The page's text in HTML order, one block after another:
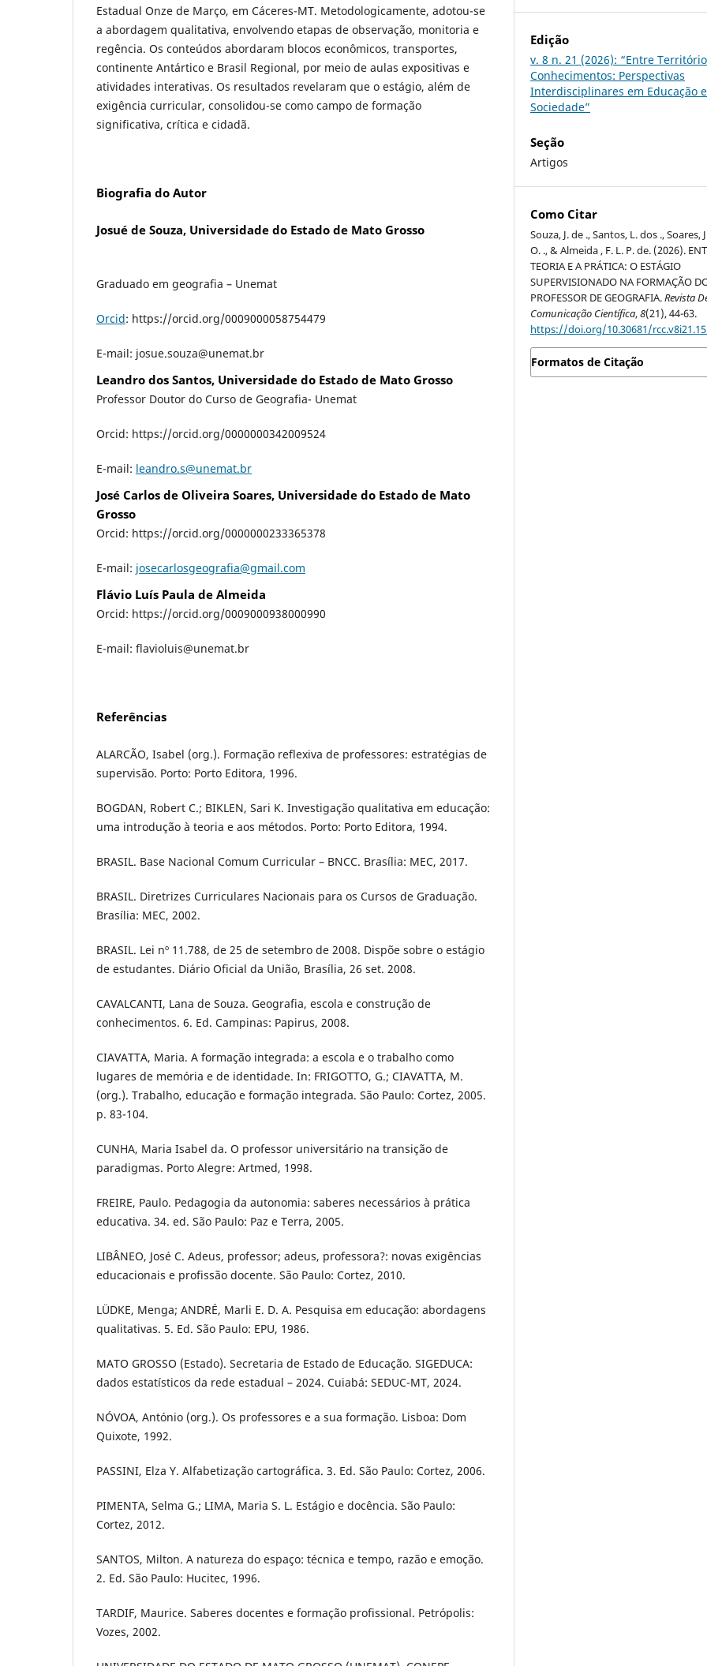
Estadual Onze de Março, em Cáceres-MT. Metodologicamente, adotou-se
a abordagem qualitativa, envolvendo etapas de observação, monitoria e
regência. Os conteúdos abordaram blocos econômicos, transportes,
continente Antártico e Brasil Regional, por meio de aulas expositivas e
atividades interativas. Os resultados revelaram que o estágio, além de
exigência curricular, consolidou-se como campo de formação
significativa, crítica e cidadã.
Biografia do Autor
Josué de Souza, Universidade do Estado de Mato Grosso
Graduado em geografia – Unemat
Orcid: https://orcid.org/0009000058754479
E-mail: josue.souza@unemat.br
Leandro dos Santos, Universidade do Estado de Mato Grosso
Professor Doutor do Curso de Geografia- Unemat
Orcid: https://orcid.org/0000000342009524
E-mail: leandro.s@unemat.br
José Carlos de Oliveira Soares, Universidade do Estado de Mato
Grosso
Orcid: https://orcid.org/0000000233365378
E-mail: josecarlosgeografia@gmail.com
Flávio Luís Paula de Almeida
Orcid: https://orcid.org/0009000938000990
E-mail: flavioluis@unemat.br
Referências
ALARCÃO, Isabel (org.). Formação reflexiva de professores: estratégias de
supervisão. Porto: Porto Editora, 1996.
BOGDAN, Robert C.; BIKLEN, Sari K. Investigação qualitativa em educação:
uma introdução à teoria e aos métodos. Porto: Porto Editora, 1994.
BRASIL. Base Nacional Comum Curricular – BNCC. Brasília: MEC, 2017.
BRASIL. Diretrizes Curriculares Nacionais para os Cursos de Graduação.
Brasília: MEC, 2002.
BRASIL. Lei nº 11.788, de 25 de setembro de 2008. Dispõe sobre o estágio
de estudantes. Diário Oficial da União, Brasília, 26 set. 2008.
CAVALCANTI, Lana de Souza. Geografia, escola e construção de
conhecimentos. 6. Ed. Campinas: Papirus, 2008.
CIAVATTA, Maria. A formação integrada: a escola e o trabalho como
lugares de memória e de identidade. In: FRIGOTTO, G.; CIAVATTA, M.
(org.). Trabalho, educação e formação integrada. São Paulo: Cortez, 2005.
p. 83-104.
CUNHA, Maria Isabel da. O professor universitário na transição de
paradigmas. Porto Alegre: Artmed, 1998.
FREIRE, Paulo. Pedagogia da autonomia: saberes necessários à prática
educativa. 34. ed. São Paulo: Paz e Terra, 2005.
LIBÂNEO, José C. Adeus, professor; adeus, professora?: novas exigências
educacionais e profissão docente. São Paulo: Cortez, 2010.
LÜDKE, Menga; ANDRÉ, Marli E. D. A. Pesquisa em educação: abordagens
qualitativas. 5. Ed. São Paulo: EPU, 1986.
MATO GROSSO (Estado). Secretaria de Estado de Educação. SIGEDUCA:
dados estatísticos da rede estadual – 2024. Cuiabá: SEDUC-MT, 2024.
NÓVOA, António (org.). Os professores e a sua formação. Lisboa: Dom
Quixote, 1992.
PASSINI, Elza Y. Alfabetização cartográfica. 3. Ed. São Paulo: Cortez, 2006.
PIMENTA, Selma G.; LIMA, Maria S. L. Estágio e docência. São Paulo:
Cortez, 2012.
SANTOS, Milton. A natureza do espaço: técnica e tempo, razão e emoção.
2. Ed. São Paulo: Hucitec, 1996.
TARDIF, Maurice. Saberes docentes e formação profissional. Petrópolis:
Vozes, 2002.
Edição
v. 8 n. 21 (2026): “Entre
Conhecimentos: Perspectivas
Interdisciplinares em Educação e
Sociedade”
Seção
Artigos
Como Citar
Souza, J. de ., Santos, L. dos ., Soares,
O. ., & Almeida , F. L. P. de. (2026).
TEORIA E A PRÁTICA: O ESTÁGIO
SUPERVISIONADO NA FORMAÇÃO
PROFESSOR DE GEOGRAFIA.Revista
Comunicação Científica,8(21), 44-63.
https://doi.org/10.30681/
Formatos de Citação